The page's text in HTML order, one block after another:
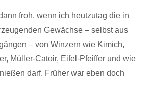
froh, wenn ich heutzutag die in
Gewächse – selbst aus
– von Winzern wie Kimich,
Müller-Catoir, Eifel-Pfeiffer und wie
darf. Früher war eben doch